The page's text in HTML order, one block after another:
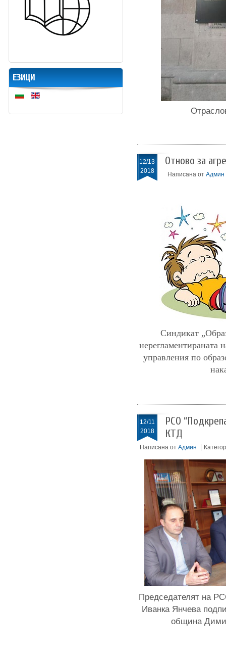
12/13
2018
Отново за
Написана от Админ
Синдикат
управления по
12/11
2018
РСО
КТД
Написана от Админ
Председателят на
Иванка Янчева
община
ЕЗИЦИ